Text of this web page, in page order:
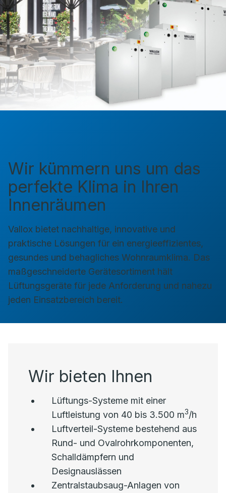
Wir kümmern uns um das
perfekte Klima in Ihren
Innenräumen
Vallox bietet nachhaltige, innovative und
praktische Lösungen für ein energieeffizientes,
gesundes und behagliches Wohnraumklima. Das
maßgeschneiderte Gerätesortiment hält
Lüftungsgeräte für jede Anforderung und nahezu
jeden Einsatzbereich bereit.
Wir bieten Ihnen
Lüftungs-Systeme mit einer
Luftleistung von 40 bis 3.500 m3/h
Luftverteil-Systeme bestehend aus
Rund- und Ovalrohrkomponenten,
Schalldämpfern und
Designauslässen
Zentralstaubsaug-Anlagen von